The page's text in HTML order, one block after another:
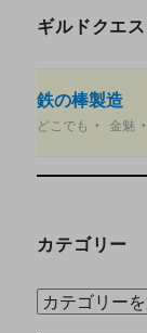
ギルドクエス
鉄の棒製造
どこでも 金魅
カテゴリー